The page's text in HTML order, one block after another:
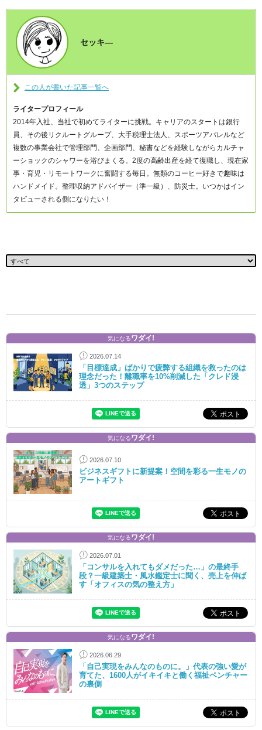
セッキ―
この人が書いた記事一覧へ
ライタープロフィール
2014年入社、当社で初めてライターに挑戦。キャリアのスタートは銀行
員、その後リクルートグループ、大手税理士法人、スポーツアパレルなど
複数の事業会社で管理部門、企画部門、秘書などを経験しながらカルチャ
ーショックのシャワーを浴びまくる。2度の高齢出産を経て復職し、現在家
事・育児・リモートワークに奮闘する毎日。無類のコーヒー好きで趣味は
ハンドメイド。整理収納アドバイザー（準一級）、防災士。いつかはイン
タビューされる側になりたい！
気になるワダイ!
2026.07.14
「目標達成」ばかりで疲弊する組織を救ったのは
理念だった！離職率を10%削減した「クレド浸
透」3つのステップ
気になるワダイ!
2026.07.10
ビジネスギフトに新提案！空間を彩る一生モノの
アートギフト
気になるワダイ!
2026.07.01
「コンサルを入れてもダメだった…」の最終手
段？一級建築士・風水鑑定士に聞く、売上を伸ば
す「オフィスの気の整え方」
気になるワダイ!
2026.06.29
「自己実現をみんなのものに。」代表の強い愛が
育てた、1600人がイキイキと働く福祉ベンチャー
の裏側